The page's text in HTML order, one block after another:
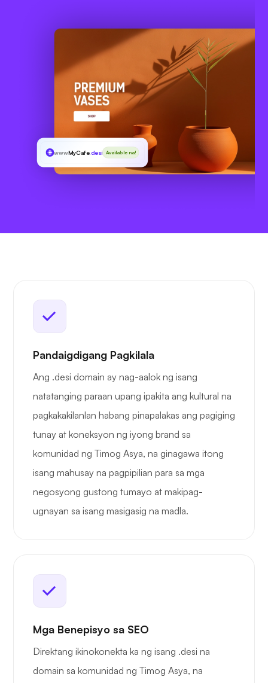
wwwMyCafe.desi Available na!
Pandaigdigang Pagkilala
Ang .desi domain ay nag-aalok ng isang
natatanging paraan upang ipakita ang kultural na
pagkakakilanlan habang pinapalakas ang pagiging
tunay at koneksyon ng iyong brand sa
komunidad ng Timog Asya, na ginagawa itong
isang mahusay na pagpipilian para sa mga
negosyong gustong tumayo at makipag-
ugnayan sa isang masigasig na madla.
Mga Benepisyo sa SEO
Direktang ikinokonekta ka ng isang .desi na
domain sa komunidad ng Timog Asya, na